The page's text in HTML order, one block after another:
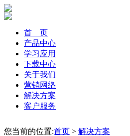
首 页
产品中心
学习应用
下载中心
关于我们
营销网络
解决方案
客户服务
您当前的位置:首页 > 解决方案